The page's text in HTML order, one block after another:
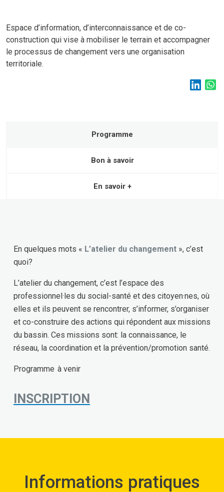
Espace d’information, d’interconnaissance et de co-
construction qui vise à mobiliser le terrain et accompagner
le processus de changement vers une organisation
territoriale.
Programme
Bon à savoir
En savoir +
En quelques mots « L’atelier du changement », c’est
quoi?
L’atelier du changement, c’est l’espace des
professionnel·les du social-santé et des citoyen·nes, où
elles et ils peuvent se rencontrer, s’informer, s’organiser
et co-construire des actions qui répondent aux missions
du bassin. Ces missions sont: la connaissance, le
réseau, la coordination et la prévention/promotion santé.
Programme à venir
INSCRIPTION
Informations pratiques